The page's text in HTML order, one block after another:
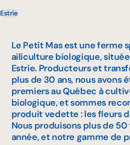
Estrie
Le Petit Mas est une ferme
ailiculture biologique,
Estrie. Producteurs et
plus de 30 ans, nous avons
premiers au Québec à
biologique, et sommes
produit vedette : les fleurs
Nous produisons plus de 50
année, et notre gamme de